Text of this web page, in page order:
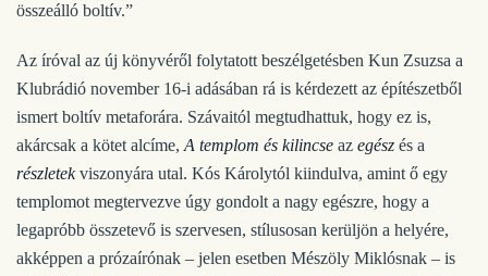
összeálló boltív.”
Az íróval az új könyvéről folytatott beszélgetésben Kun Zsuzsa a
Klubrádió november 16-i adásában rá is kérdezett az építészetből
ismert boltív metaforára. Szávaitól megtudhattuk, hogy ez is,
akárcsak a kötet alcíme, A templom és kilincse az egész és a
részletekviszonyára utal. Kós Károlytól kiindulva, amint ő egy
templomot megtervezve úgy gondolt a nagy egészre, hogy a
legapróbb összetevő is szervesen, stílusosan kerüljön a helyére,
akképpen a prózaírónak – jelen esetben Mészöly Miklósnak – is